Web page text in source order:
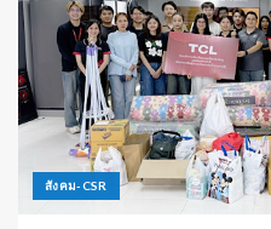
สังคม-CSR